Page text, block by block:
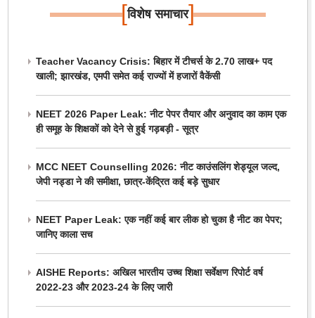
[विशेष समाचार]
Teacher Vacancy Crisis: बिहार में टीचर्स के 2.70 लाख+ पद
खाली; झारखंड, एमपी समेत कई राज्यों में हजारों वैकेंसी
NEET 2026 Paper Leak: नीट पेपर तैयार और अनुवाद का काम एक
ही समूह के शिक्षकों को देने से हुई गड़बड़ी - सूत्र
MCC NEET Counselling 2026: नीट काउंसलिंग शेड्यूल जल्द,
जेपी नड्डा ने की समीक्षा, छात्र-केंद्रित कई बड़े सुधार
NEET Paper Leak: एक नहीं कई बार लीक हो चुका है नीट का पेपर;
जानिए काला सच
AISHE Reports: अखिल भारतीय उच्च शिक्षा सर्वेक्षण रिपोर्ट वर्ष
2022-23 और 2023-24 के लिए जारी